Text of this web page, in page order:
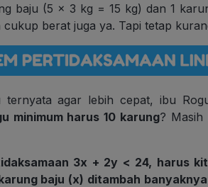
baju (5 x 3 kg = 15 kg) dan 1
cukup berat juga ya. Tapi tetap
ternyata agar lebih cepat, ibu
minimum harus 10 karung? Masih
3x + 2y < 24, harus
baju (x) ditambah